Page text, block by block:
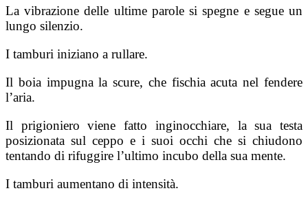
La vibrazione delle ultime parole si spegne e segue un
lungo silenzio.
I tamburi iniziano a rullare.
Il boia impugna la scure, che fischia acuta nel fendere
l’aria.
Il prigioniero viene fatto inginocchiare, la sua testa
posizionata sul ceppo e i suoi occhi che si chiudono
tentando di rifuggire l’ultimo incubo della sua mente.
I tamburi aumentano di intensità.